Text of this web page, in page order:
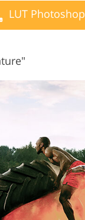
LUT Photoshop